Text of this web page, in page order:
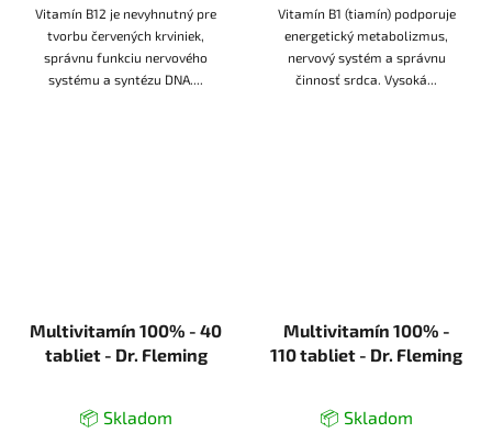
Vitamín B12 je nevyhnutný pre
tvorbu červených krviniek,
správnu funkciu nervového
systému a syntézu DNA....
Vitamín B1 (tiamín) podporuje
energetický metabolizmus,
nervový systém a správnu
činnosť srdca. Vysoká...
Multivitamín 100% - 40
tabliet - Dr. Fleming
📦 Skladom
Multivitamín 100% -
110 tabliet - Dr. Fleming
📦 Skladom